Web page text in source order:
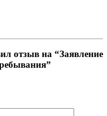
отзыв на “Заявление